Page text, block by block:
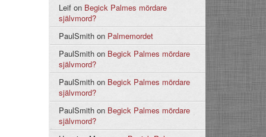
Leifon Begick Palmes mördare
självmord?
PaulSmithon Palmemordet
PaulSmithon Begick Palmes mördare
självmord?
PaulSmithon Begick Palmes mördare
självmord?
PaulSmithon Begick Palmes mördare
självmord?